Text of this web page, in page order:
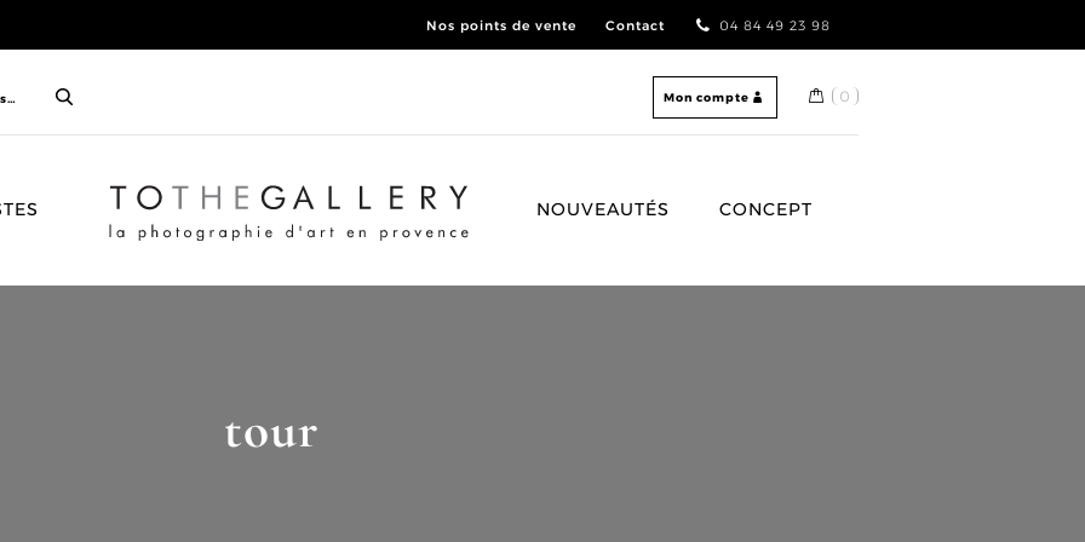
Nos points de vente Contact 04 84 49 23 98
Mon compte 0
ACCUEIL
NOUVEAUTÉS CONCEPT
tour